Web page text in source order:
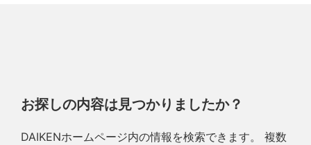
お探しの内容は見つかりましたか？
DAIKENホームページ内の情報を検索できます。 複数